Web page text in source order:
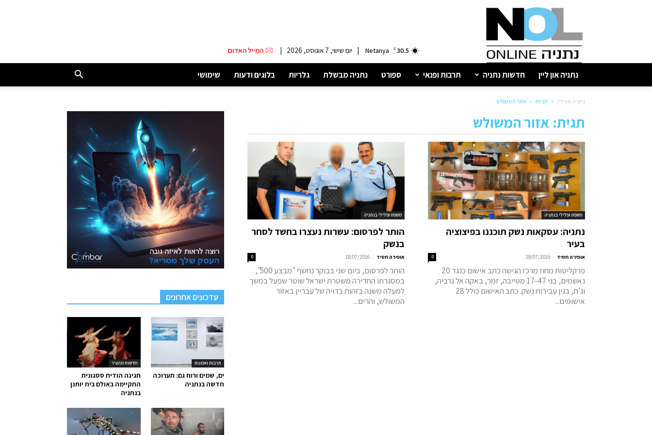
נתניה
30.5
C
Netanya
| יום שישי, 7 אוגוסט, 2026 | המייל האדום
נתניה און ליין חדשות נתניה תרבות ופנאי ספורט נתניה מבשלת גלריות בלוגים ודעות שימושי
נתניה און ליין תגיות אזור המשולש
תגית: אזור המשולש
משפט ופלילי בנתניה
נתניה: עסקאות נשק תוכננו בפיצוציה
בעיר
אופירה חסיד -
28/07/2016
0
פרקליטות מחוז מרכז הגישה כתב אישום כנגד 20
נאשמים, בני 17-47 מטייבה, זמר, באקה אל גרביה,
וג'ת, בגין עבירות נשק. כתב האישום כולל 28
אישומים...
משפט ופלילי בנתניה
הותר לפרסום: עשרות נעצרו בחשד לסחר
בנשק
אופירה חסיד -
18/07/2016
0
הותר לפרסום, ביום שני בבוקר נחשף "מבצע 500",
במסגרתו החדירה משטרת ישראל שוטר שפעל במשך
למעלה משנה בזהות בדויה של עבריין באזור
המשולש, והרים...
עדכונים אחרונים
חדשות מהעיר
חגיגה הודית ססגונית
התקיימה באולם בית יוחנן
בנתניה
תרבות ואמנות
ים, שמים ורוח גם: תערוכה
חדשה בנתניה